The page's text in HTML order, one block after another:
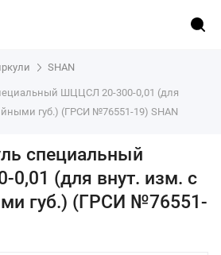
SHAN
ШЦЦСЛ 20-300-0,01 (для
губ.) (ГРСИ №76551-19) SHAN
специальный
(для внут. изм. с
губ.) (ГРСИ №76551-